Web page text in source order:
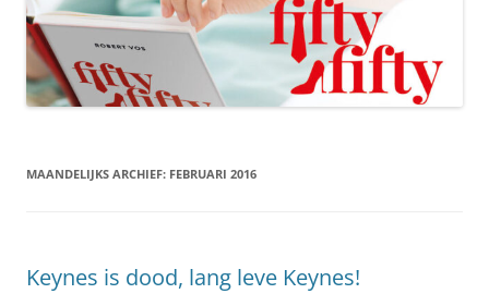
MAANDELIJKS ARCHIEF: FEBRUARI 2016
Keynes is dood, lang leve Keynes!